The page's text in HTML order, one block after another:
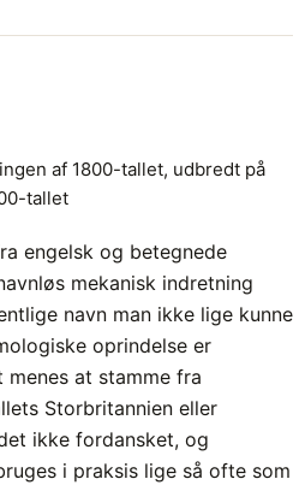
af 1800-tallet, udbredt på
tallet
engelsk og betegnede
mekanisk indretning
navn man ikke lige kunne
oprindelse er
at stamme fra
Storbritannien eller
ikke fordansket, og
i praksis lige så ofte som